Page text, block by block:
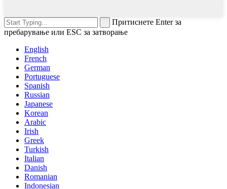
Притиснете Enter за
пребарување или ESC за затворање
English
French
German
Portuguese
Spanish
Russian
Japanese
Korean
Arabic
Irish
Greek
Turkish
Italian
Danish
Romanian
Indonesian